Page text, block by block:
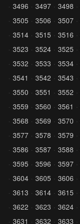
3496
3497 3498
3505
3506 3507
3514
3515 3516
3523
3524 3525
3532
3533 3534
3541
3542 3543
3550
3551 3552
3559
3560 3561
3568
3569 3570
3577
3578 3579
3586
3587 3588
3595
3596 3597
3604
3605 3606
3613
3614 3615
3622
3623 3624
3631
3632 3633